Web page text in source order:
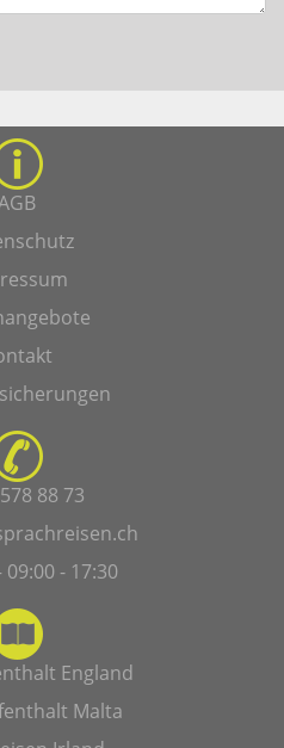
88 73
- 17:30
England
Malta